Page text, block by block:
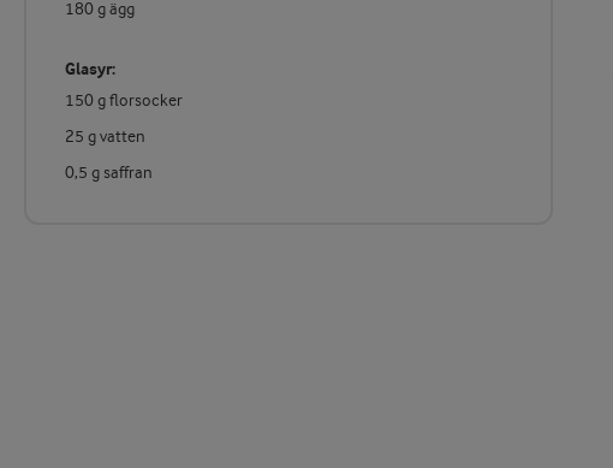
180 g ägg
Glasyr:
150 g florsocker
25 g vatten
0,5 g saffran